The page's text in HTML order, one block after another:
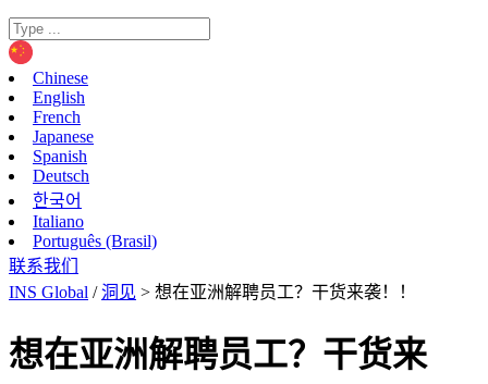
Chinese
English
French
Japanese
Spanish
Deutsch
한국어
Italiano
Português (Brasil)
联系我们
INS Global /洞见 > 想在亚洲解聘员工？干货来袭！！
想在亚洲解聘员工？干货来